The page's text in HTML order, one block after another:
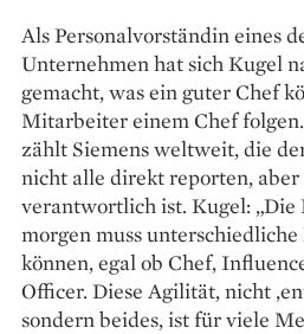
Als Personalvorständin eines
Unternehmen hat sich Kugel
gemacht, was ein guter Chef
Mitarbeiter einem Chef
zählt Siemens weltweit, die
nicht alle direkt reporten,
verantwortlich ist. Kugel: „Die
morgen muss
können, egal ob Chef,
Officer. Diese Agilität, nicht
sondern beides, ist für viele